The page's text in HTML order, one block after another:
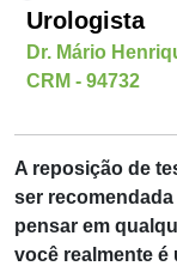
Urologista
Dr. Mário
CRM - 94732
A reposição de
ser
pensar em
você realmente é